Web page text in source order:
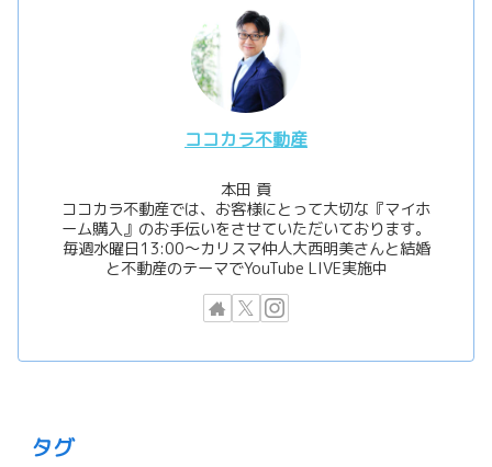
ココカラ不動産
本田 貢
ココカラ不動産では、お客様にとって大切な『マイホ
ーム購入』のお手伝いをさせていただいております。
毎週水曜日13:00〜カリスマ仲人大西明美さんと結婚
と不動産のテーマでYouTube LIVE実施中
タグ